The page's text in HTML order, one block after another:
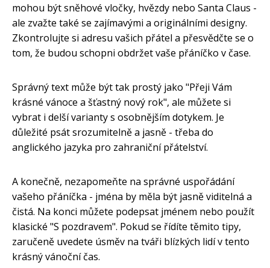
mohou být sněhové vločky, hvězdy nebo Santa Claus -
ale zvažte také se zajímavými a originálními designy.
Zkontrolujte si adresu vašich přátel a přesvědčte se o
tom, že budou schopni obdržet vaše přáníčko v čase.
Správný text může být tak prostý jako "Přeji Vám
krásné vánoce a šťastný nový rok", ale můžete si
vybrat i delší varianty s osobnějším dotykem. Je
důležité psát srozumitelně a jasně - třeba do
anglického jazyka pro zahraniční přátelství.
A konečně, nezapomeňte na správné uspořádání
vašeho přáníčka - jména by měla být jasně viditelná a
čistá. Na konci můžete podepsat jménem nebo použít
klasické "S pozdravem". Pokud se řídíte těmito tipy,
zaručeně uvedete úsměv na tváři blízkých lidí v tento
krásný vánoční čas.